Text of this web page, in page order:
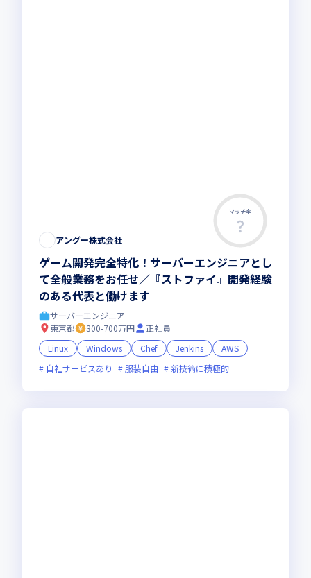
マッチ率
アングー株式会社
ゲーム開発完全特化！サーバーエンジニアとし
て全般業務をお任せ／『ストファイ』開発経験
のある代表と働けます
サーバーエンジニア
東京都
300-700万円
正社員
Linux
Windows Chef Jenkins
AWS
自社サービスあり
服装自由 新技術に積極的